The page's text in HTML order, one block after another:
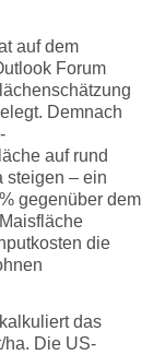
auf dem
Forum
Demnach
auf rund
steigen – ein
gegenüber dem
die
das
ha. Die US-